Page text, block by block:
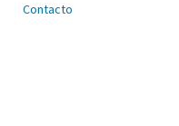
Contacto